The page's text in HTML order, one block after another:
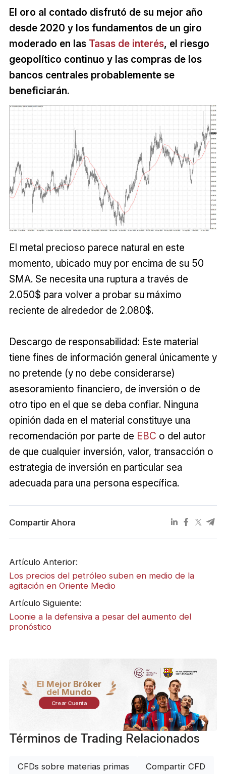
El oro al contado disfrutó de su mejor año
desde 2020 y los fundamentos de un giro
moderado en las Tasas de interés, el riesgo
geopolítico continuo y las compras de los
bancos centrales probablemente se
beneficiarán.
El metal precioso parece natural en este
momento, ubicado muy por encima de su 50
SMA. Se necesita una ruptura a través de
2.050$ para volver a probar su máximo
reciente de alrededor de 2.080$.
Descargo de responsabilidad: Este material
tiene fines de información general únicamente y
no pretende (y no debe considerarse)
asesoramiento financiero, de inversión o de
otro tipo en el que se deba confiar. Ninguna
opinión dada en el material constituye una
recomendación por parte de EBC o del autor
de que cualquier inversión, valor, transacción o
estrategia de inversión en particular sea
adecuada para una persona específica.
Compartir Ahora
Artículo Anterior:
Los precios del petróleo suben en medio de la
agitación en Oriente Medio
Artículo Siguiente:
Loonie a la defensiva a pesar del aumento del
pronóstico
El Mejor Bróker
del Mundo
Crear Cuenta
Términos de Trading Relacionados
CFDs sobre materias primas Compartir CFD